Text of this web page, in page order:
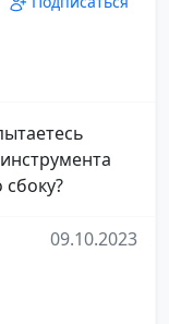
09.10.2023